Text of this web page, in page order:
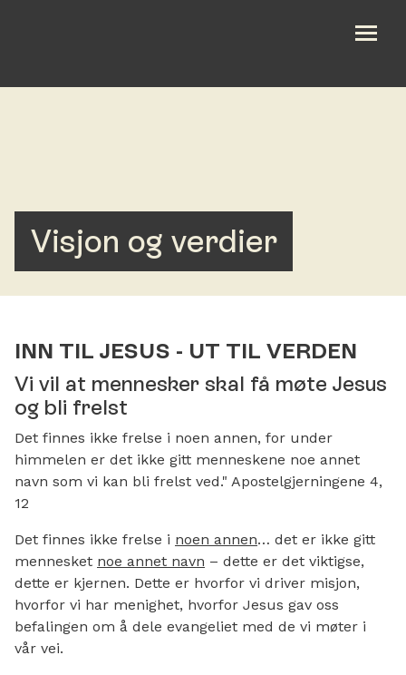
Bli med
Kalender
English
Bli med
Kalender
English
Visjon og verdier
INN TIL JESUS - UT TIL VERDEN
Vi vil at mennesker skal få møte Jesus
og bli frelst
Det finnes ikke frelse i noen annen, for under
himmelen er det ikke gitt menneskene noe annet
navn som vi kan bli frelst ved." Apostelgjerningene 4,
12
Det finnes ikke frelse i noen annen… det er ikke gitt
mennesket noe annet navn – dette er det viktigse,
dette er kjernen. Dette er hvorfor vi driver misjon,
hvorfor vi har menighet, hvorfor Jesus gav oss
befalingen om å dele evangeliet med de vi møter i
vår vei.